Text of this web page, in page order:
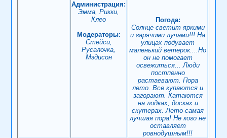
Администрация:
Эмма, Рикки,
Клео
Модераторы:
Стейси,
Русалочка,
Мэдисон
Погода:
Солнце светит яркими
и гарячими лучами!!! На
улицах подувает
маленький ветерок....Но
он не помогает
освежиться... Люди
постпенно
растаевают. Пора
лето. Все купаются и
загорают. Катаются
на лодках, досках и
скутерах. Лето-самая
лучшая пора! Не кого не
оставляет
ровнодушным!!!